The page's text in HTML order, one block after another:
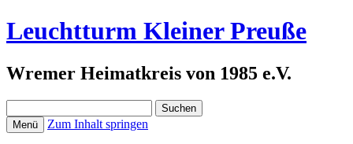
Leuchtturm Kleiner Preuße
Wremer Heimatkreis von 1985 e.V.
nach:
Menü Zum Inhalt springen